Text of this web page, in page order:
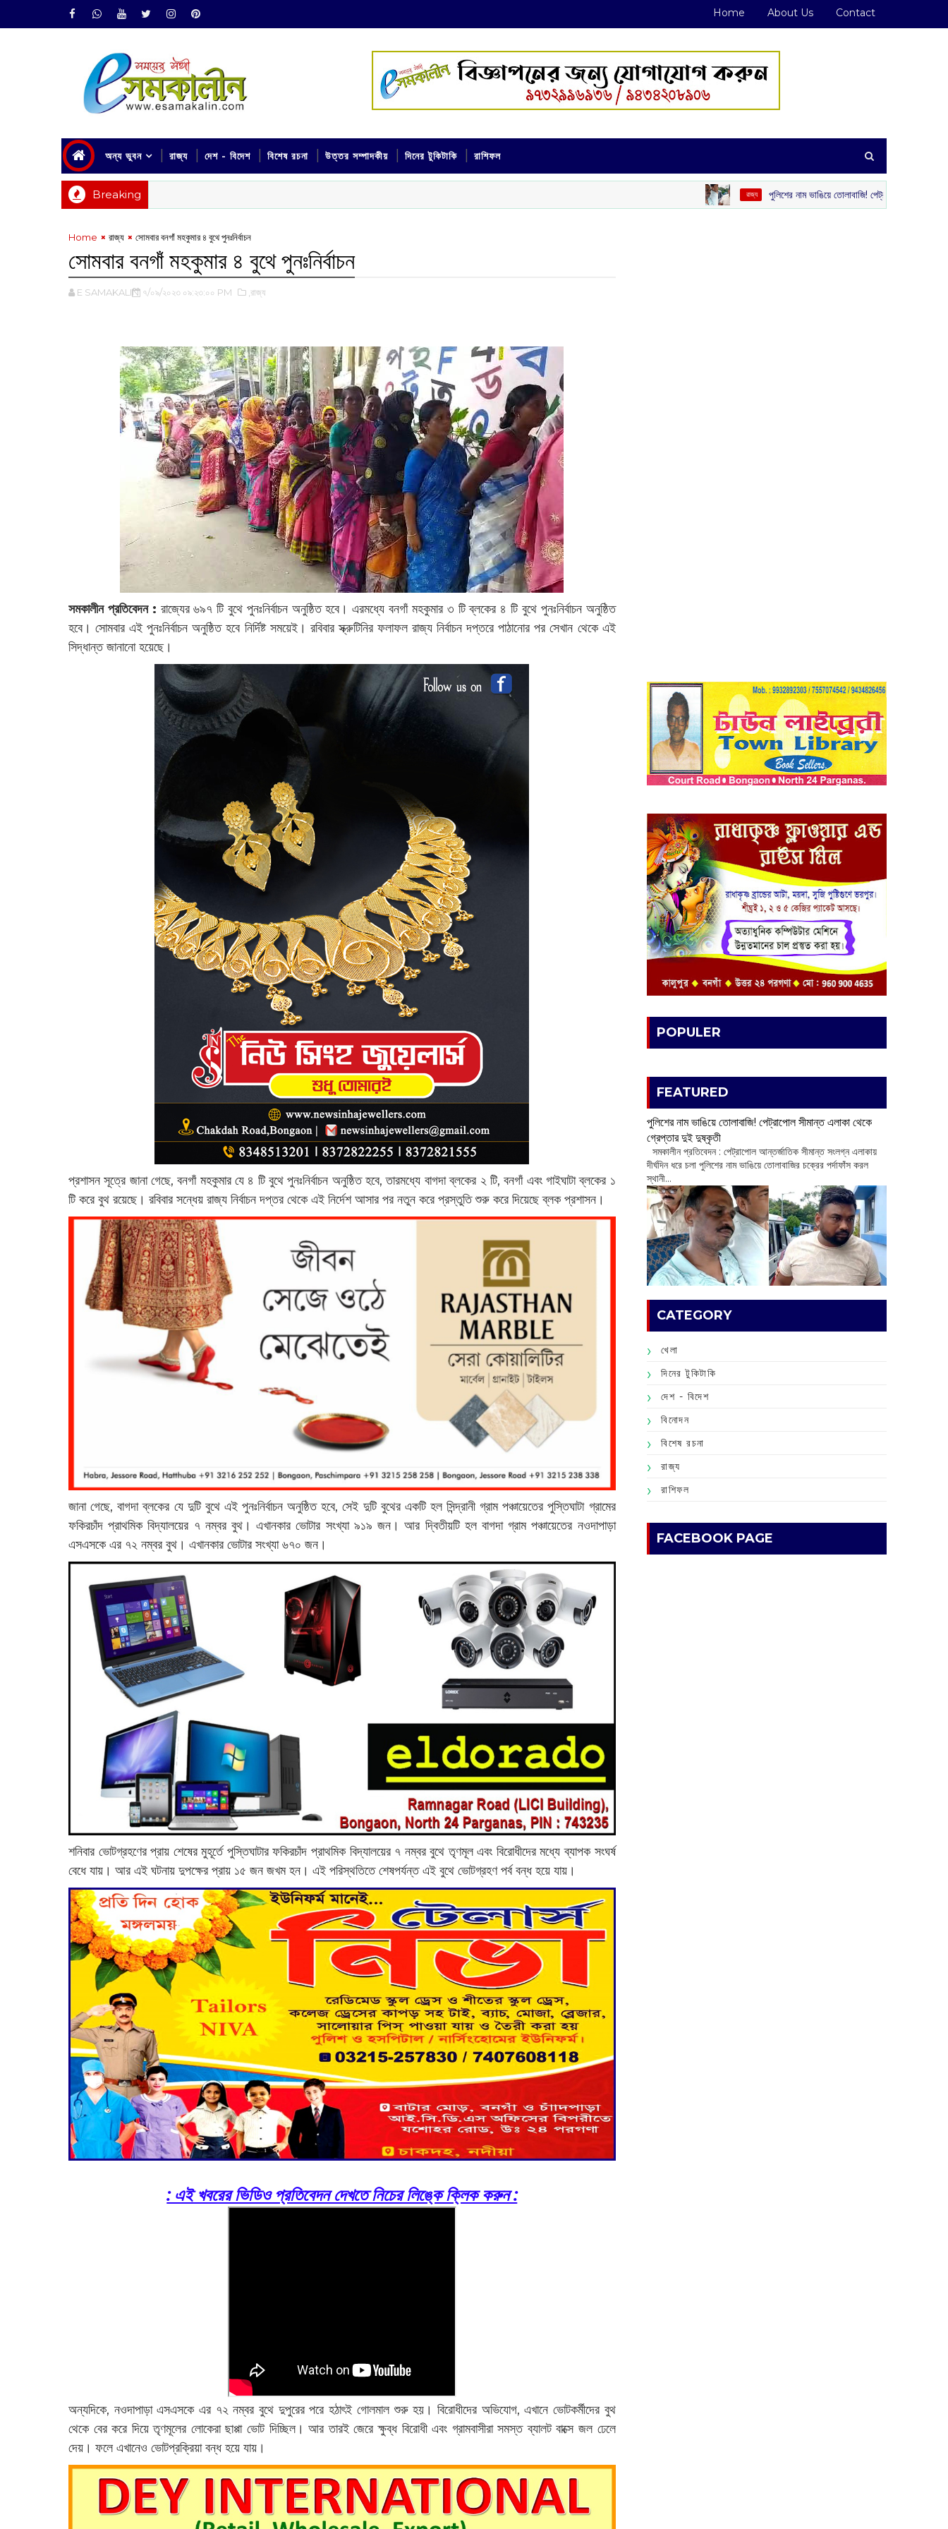
Home About Us Contact
অন্য ভুবন রাজ্য দেশ - বিদেশ বিশেষ রচনা উত্তর সম্পাদকীয় দিনের টুকিটাকি রাশিফল
Breaking পুলিশের নাম ভাঙিয়ে তোলাবাজি! পেট্রাপোল সীমান্ত এলাকা থেকে
Home রাজ্য সোমবার বনগাঁ মহকুমার ৪ বুথে পুনঃনির্বাচন
সোমবার বনগাঁ মহকুমার ৪ বুথে পুনঃনির্বাচন
E SAMAKALIN ৭/০৯/২০২৩ ০৯:২৩:০০ PM ,রাজ্য
সমকালীন প্রতিবেদন : রাজ্যের ৬৯৭ টি বুথে পুনঃনির্বাচন অনুষ্ঠিত হবে। এরমধ্যে বনগাঁ মহকুমার ৩ টি ব্লকের ৪ টি বুথে পুনঃনির্বাচন অনুষ্ঠিত
হবে। সোমবার এই পুনঃনির্বাচন অনুষ্ঠিত হবে নির্দিষ্ট সময়েই। রবিবার স্ক্রুটিনির ফলাফল রাজ্য নির্বাচন দপ্তরে পাঠানোর পর সেখান থেকে এই
সিদ্ধান্ত জানানো হয়েছে।
প্রশাসন সূত্রে জানা গেছে, বনগাঁ মহকুমার যে ৪ টি বুথে পুনঃনির্বাচন অনুষ্ঠিত হবে, তারমধ্যে বাগদা ব্লকের ২ টি, বনগাঁ এবং গাইঘাটা ব্লকের ১
টি করে বুথ রয়েছে। রবিবার সন্ধেয় রাজ্য নির্বাচন দপ্তর থেকে এই নির্দেশ আসার পর নতুন করে প্রস্তুতি শুরু করে দিয়েছে ব্লক প্রশাসন।
জানা গেছে, বাগদা ব্লকের যে দুটি বুথে এই পুনঃনির্বাচন অনুষ্ঠিত হবে, সেই দুটি বুথের একটি হল সিন্দ্রানী গ্রাম পঞ্চায়েতের পুস্তিঘাটা গ্রামের
ফকিরচাঁদ প্রাথমিক বিদ্যালয়ের ৭ নম্বর বুথ। এখানকার ভোটার সংখ্যা ৯১৯ জন। আর দ্বিতীয়টি হল বাগদা গ্রাম পঞ্চায়েতের নওদাপাড়া
এসএসকে এর ৭২ নম্বর বুথ। এখানকার ভোটার সংখ্যা ৬৭০ জন।
শনিবার ভোটগ্রহণের প্রায় শেষের মুহূর্তে পুস্তিঘাটার ফকিরচাঁদ প্রাথমিক বিদ্যালয়ের ৭ নম্বর বুথে তৃণমূল এবং বিরোধীদের মধ্যে ব্যাপক সংঘর্ষ
বেধে যায়। আর এই ঘটনায় দুপক্ষের প্রায় ১৫ জন জখম হন। এই পরিস্থতিতে শেষপর্যন্ত এই বুথে ভোটগ্রহণ পর্ব বন্ধ হয়ে যায়।
: এই খবরের ভিডিও প্রতিবেদন দেখতে নিচের লিঙ্কে ক্লিক করুন :‌
অন্যদিকে, নওদাপাড়া এসএসকে এর ৭২ নম্বর বুথে দুপুরের পরে হঠাৎই গোলমাল শুরু হয়। বিরোধীদের অভিযোগ, এখানে ভোটকর্মীদের বুথ
থেকে বের করে দিয়ে তৃণমূলের লোকেরা ছাপ্পা ভোট দিচ্ছিল। আর তারই জেরে ক্ষুব্ধ বিরোধী এবং গ্রামবাসীরা সমস্ত ব্যালট বাক্সে জল ঢেলে
দেয়। ফলে এখানেও ভোটপ্রক্রিয়া বন্ধ হয়ে যায়।
POPULER
FEATURED
পুলিশের নাম ভাঙিয়ে তোলাবাজি! পেট্রাপোল সীমান্ত এলাকা থেকে
গ্রেপ্তার দুই দুষ্কৃতী
সমকালীন প্রতিবেদন : পেট্রাপোল আন্তর্জাতিক সীমান্ত সংলগ্ন এলাকায়
দীর্ঘদিন ধরে চলা পুলিশের নাম ভাঙিয়ে তোলাবাজির চক্রের পর্দাফাঁস করল
স্থানী...
CATEGORY
খেলা
দিনের টুকিটাকি
দেশ - বিদেশ
বিনোদন
বিশেষ রচনা
রাজ্য
রাশিফল
FACEBOOK PAGE